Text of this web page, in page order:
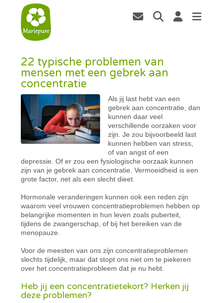
22 typische problemen van
mensen met een gebrek aan
concentratie
Als jij last hebt van een
gebrek aan concentratie, dan
kunnen daar veel
verschillende oorzaken voor
zijn. Je zou bijvoorbeeld last
kunnen hebben van stress,
of van angst of een
depressie. Of er zou een fysiologische oorzaak kunnen
zijn van je gebrek aan concentratie. Vermoeidheid is een
grote factor, net als een slecht dieet.
Hormonale veranderingen kunnen ook een reden zijn
waarom veel vrouwen concentratieproblemen hebben op
belangrijke momenten in hun leven zoals puberteit,
tijdens de zwangerschap, of bij het bereiken van de
menopauze.
Voor de meesten van ons zijn concentratieproblemen
slechts tijdelijk, maar dat stopt ons niet om te piekeren
over het concentratieprobleem dat je nu hebt.
Heb jij een concentratietekort? Herken jij
deze problemen?